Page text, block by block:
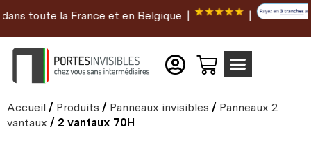
la France et en Belgique | |
Accueil / Produits / Panneaux invisibles / Panneaux 2
vantaux / 2 vantaux 70H